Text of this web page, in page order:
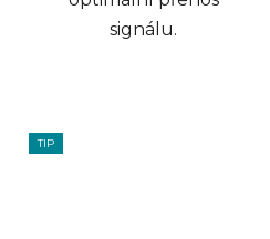
signálu.
TIP